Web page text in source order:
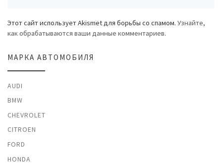
Этот сайт использует Akismet для борьбы со спамом. Узнайте,
как обрабатываются ваши данные комментариев.
МАРКА АВТОМОБИЛЯ
AUDI
BMW
CHEVROLET
CITROEN
FORD
HONDA